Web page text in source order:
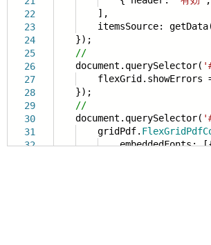
22
23
24
25
26
27
28
29
30
31
32
],
itemsSource:
});
//
document.querySelector(
flexGrid.showErrors =
});
//
document.querySelector(
gridPdf.
embeddedFonts: [{